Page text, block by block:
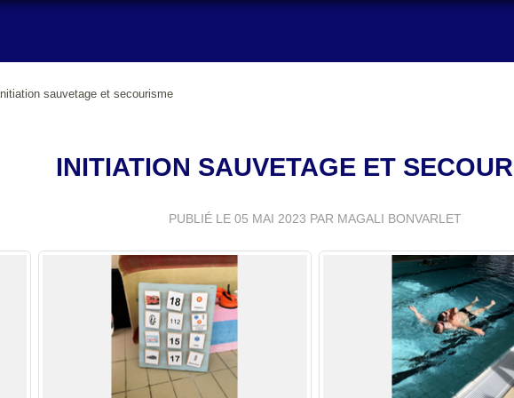
Initiation sauvetage et secourisme
INITIATION SAUVETAGE ET
PUBLIÉ LE 05 MAI 2023 PAR MAGALI BONVARLET